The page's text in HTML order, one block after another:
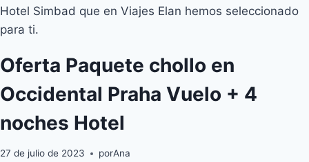
Hotel Simbad que en Viajes Elan hemos seleccionado
para ti.
Oferta Paquete chollo en
Occidental Praha Vuelo + 4
noches Hotel
27 de julio de 2023 porAna